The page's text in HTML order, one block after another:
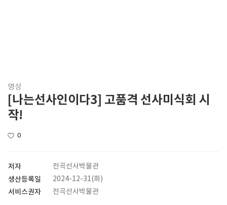
영상
[나는선사인이다3] 고품격 선사미식회 시
작!
0
저자 전곡선사박물관
생산등록일 2024-12-31(화)
서비스권자 전곡선사박물관